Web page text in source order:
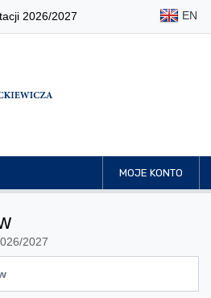
2026/2027 EN
MOJE KONTO
2027